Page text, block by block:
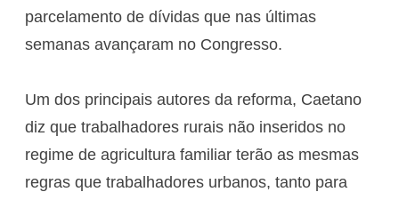
parcelamento de dívidas que nas últimas
semanas avançaram no Congresso.
Um dos principais autores da reforma, Caetano
diz que trabalhadores rurais não inseridos no
regime de agricultura familiar terão as mesmas
regras que trabalhadores urbanos, tanto para